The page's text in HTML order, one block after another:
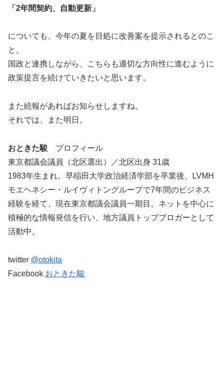
「2年間契約、自動更新」
についても、今年の夏を目処に改善案を提示されるとのこ
と。
国政と連携しながら、こちらも適切な方向性に進むように
政策提言を続けていきたいと思います。
また続報があればお知らせしますね。
それでは、また明日。
おときた駿 プロフィール
東京都議会議員（北区選出）／北区出身 31歳
1983年生まれ。早稲田大学政治経済学部を卒業後、LVMH
モエヘネシー・ルイヴィトングループで7年間のビジネス
経験を経て、現在東京都議会議員一期目。ネットを中心に
積極的な情報発信を行い、地方議員トップブロガーとして
活動中。
twitter @otokita
Facebook おときた駿